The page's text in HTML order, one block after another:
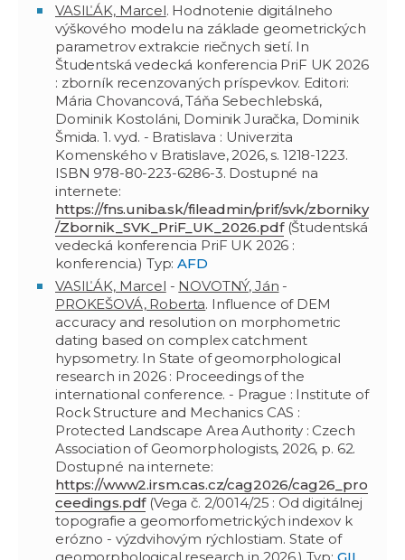
VASIĽÁK, Marcel. Hodnotenie digitálneho
výškového modelu na základe geometrických
parametrov extrakcie riečnych sietí. In
Študentská vedecká konferencia PriF UK 2026
: zborník recenzovaných príspevkov. Editori:
Mária Chovancová, Táňa Sebechlebská,
Dominik Kostoláni, Dominik Juračka, Dominik
Šmida. 1. vyd. - Bratislava : Univerzita
Komenského v Bratislave, 2026, s. 1218-1223.
ISBN 978-80-223-6286-3. Dostupné na
internete:
https://fns.uniba.sk/fileadmin/prif/svk/zborniky
/Zbornik_SVK_PriF_UK_2026.pdf(Študentská
vedecká konferencia PriF UK 2026 :
konferencia.) Typ:AFD
VASIĽÁK, Marcel - NOVOTNÝ, Ján -
PROKEŠOVÁ, Roberta. Influence of DEM
accuracy and resolution on morphometric
dating based on complex catchment
hypsometry. In State of geomorphological
research in 2026 : Proceedings of the
international conference. - Prague : Institute of
Rock Structure and Mechanics CAS :
Protected Landscape Area Authority : Czech
Association of Geomorphologists, 2026, p. 62.
Dostupné na internete:
https://www2.irsm.cas.cz/cag2026/cag26_pro
ceedings.pdf(Vega č. 2/0014/25 : Od digitálnej
topografie a geomorfometrických indexov k
erózno - výzdvihovým rýchlostiam. State of
geomorphological research in 2026.) Typ: GII